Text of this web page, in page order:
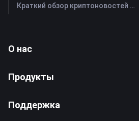
Краткий обзор криптоновостей FameEX за сегодня | 28 июля 2026 г
О нас
Продукты
Поддержка